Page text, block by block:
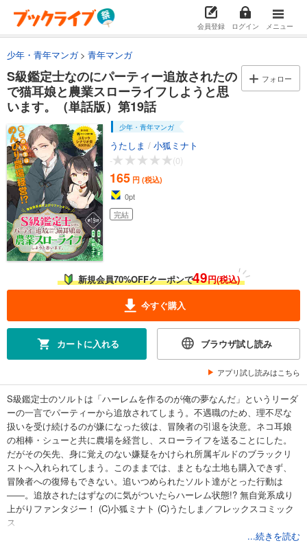
会員登録 ログイン メニュー
少年・青年マンガ 青年マンガ
S級鑑定士なのにパーティー追放されたの
で猫耳娘と農業スローライフしようと思
います。（単話版）第19話
フォロー
少年・青年マンガ
うたしま / 小狐ミナト
-
(0)
165 円 (税込)
0pt
完結
新規会員70%OFFクーポンで49円(税込)
今すぐ購入
カートに入れる ブラウザ試し読み
アプリ試し読みはこちら
S級鑑定士のソルトは「ハーレムを作るのが俺の夢なんだ」というリーダ
ーの一言でパーティーから追放されてしまう。不遇職のため、理不尽な
扱いを受け続けるのが嫌になった彼は、冒険者の引退を決意。ネコ耳娘
の相棒・シューと共に農場を経営し、スローライフを送ることにした。
だがその矢先、身に覚えのない嫌疑をかけられ所属ギルドのブラックリ
ストへ入れられてしまう。このままでは、まともな土地も購入できず、
冒険者への復帰もできない。追いつめられたソルト達がとった行動は
――。追放されたはずなのに気がついたらハーレム状態!? 無自覚系成り
上がりファンタジー！ (C)小狐ミナト (C)うたしま／フレックスコミック
ス
...続きを読む
165円 (税込)
カート
試し読み
あらすじを表示する
165 円 (税込)
完結
あらすじを表示する
165円 (税込)
完結
試し読み
S級鑑定士なのにパーティー追放されたので猫耳娘と農業スローライフしようと思います。（単話版）第5話
165円 (税込)
完結
カート
試し読み
あらすじを表示する
S級鑑定士なのにパーティー追放されたので猫耳娘と農業スローライフしようと思います。（単話版）第6話
165 円 (税込)